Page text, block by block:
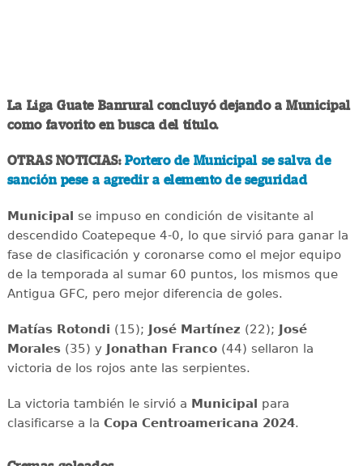
La Liga Guate Banrural concluyó dejando a Municipal
como favorito en busca del título.
OTRAS NOTICIAS: Portero de Municipal se salva de
sanción pese a agredir a elemento de seguridad
Municipal se impuso en condición de visitante al
descendido Coatepeque 4-0, lo que sirvió para ganar la
fase de clasificación y coronarse como el mejor equipo
de la temporada al sumar 60 puntos, los mismos que
Antigua GFC, pero mejor diferencia de goles.
Matías Rotondi (15); José Martínez (22); José
Morales(35) yJonathan Franco(44) sellaron la
victoria de los rojos ante las serpientes.
La victoria también le sirvió a Municipal para
clasificarse a la Copa Centroamericana 2024.